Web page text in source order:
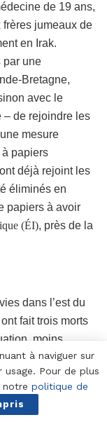
de 19 ans,
jumeaux de
en Irak.
par une
Bretagne,
avec le
– de rejoindre les
mesure
papiers
déjà rejoint les
éliminés en
papiers à avoir
(ÉI), près de la
dans l’est du
fait trois morts
moins
ne cesse
à naviguer sur
usage. Pour de plus
notre politique de